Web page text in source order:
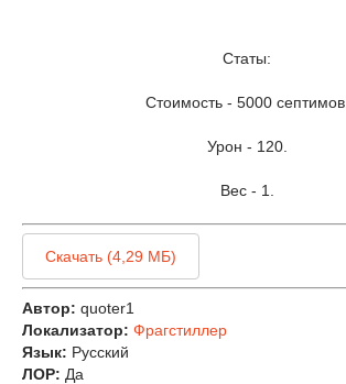
Статы:
Стоимость - 5000 септимов.
Урон - 120.
Вес - 1.
Скачать (4,29 МБ)
Автор: quoter1
Локализатор: Фрагстиллер
Язык: Русский
ЛОР: Да